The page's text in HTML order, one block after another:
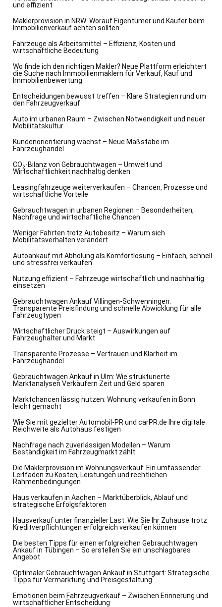
und effizient
Maklerprovision in NRW: Worauf Eigentümer und Käufer beim
Immobilienverkauf achten sollten
Fahrzeuge als Arbeitsmittel – Effizienz, Kosten und
wirtschaftliche Bedeutung
Wo finde ich den richtigen Makler? Neue Plattform erleichtert
die Suche nach Immobilienmaklern für Verkauf, Kauf und
Immobilienbewertung
Entscheidungen bewusst treffen – Klare Strategien rund um
den Fahrzeugverkauf
Auto im urbanen Raum – Zwischen Notwendigkeit und neuer
Mobilitätskultur
Kundenorientierung wächst – Neue Maßstäbe im
Fahrzeughandel
CO₂-Bilanz von Gebrauchtwagen – Umwelt und
Wirtschaftlichkeit nachhaltig denken
Leasingfahrzeuge weiterverkaufen – Chancen, Prozesse und
wirtschaftliche Vorteile
Gebrauchtwagen in urbanen Regionen – Besonderheiten,
Nachfrage und wirtschaftliche Chancen
Weniger Fahrten trotz Autobesitz – Warum sich
Mobilitätsverhalten verändert
Autoankauf mit Abholung als Komfortlösung – Einfach, schnell
und stressfrei verkaufen
Nutzung effizient – Fahrzeuge wirtschaftlich und nachhaltig
einsetzen
Gebrauchtwagen Ankauf Villingen-Schwenningen:
Transparente Preisfindung und schnelle Abwicklung für alle
Fahrzeugtypen
Wirtschaftlicher Druck steigt – Auswirkungen auf
Fahrzeughalter und Markt
Transparente Prozesse – Vertrauen und Klarheit im
Fahrzeughandel
Gebrauchtwagen Ankauf in Ulm: Wie strukturierte
Marktanalysen Verkäufern Zeit und Geld sparen
Marktchancen lässig nutzen: Wohnung verkaufen in Bonn
leicht gemacht
Wie Sie mit gezielter Automobil-PR und carPR.de Ihre digitale
Reichweite als Autohaus festigen
Nachfrage nach zuverlässigen Modellen – Warum
Beständigkeit im Fahrzeugmarkt zählt
Die Maklerprovision im Wohnungsverkauf: Ein umfassender
Leitfaden zu Kosten, Leistungen und rechtlichen
Rahmenbedingungen
Haus verkaufen in Aachen – Marktüberblick, Ablauf und
strategische Erfolgsfaktoren
Hausverkauf unter finanzieller Last: Wie Sie Ihr Zuhause trotz
Kreditverpflichtungen erfolgreich verkaufen können
Die besten Tipps für einen erfolgreichen Gebrauchtwagen
Ankauf in Tübingen – So erstellen Sie ein unschlagbares
Angebot
Optimaler Gebrauchtwagen Ankauf in Stuttgart: Strategische
Tipps für Vermarktung und Preisgestaltung
Emotionen beim Fahrzeugverkauf – Zwischen Erinnerung und
wirtschaftlicher Entscheidung